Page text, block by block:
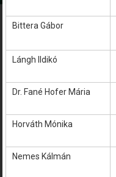
Bittera Gábor
Lángh Ildikó
Dr. Fané Hofer Mária
Horváth Mónika
Nemes Kálmán